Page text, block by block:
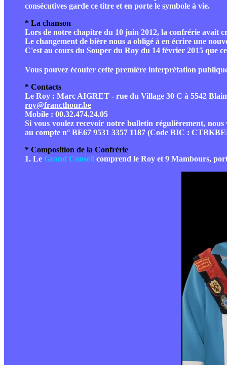
consécutives garde ce titre et en porte le symbole à vie.
* La chanson
Lors de notre chapitre du 10 juin 2012, la confrérie avait
Le changement de bière nous a obligé à en écrire une
C'est au cours du Souper du Roy du 14 février 2015 que
Vous pouvez écouter cette première interprétation
* Contacts
Le Roy : Marc AIGRET - rue du Village 30 C à 5542
roy@francthour.be
Mobile : 00.32.474.24.05
Si vous voulez recevoir notre bulletin régulièrement,
au compte n° BE67 9531 3357 1187 (Code BIC :
* Composition de la Confrérie
1. Le Grand Conseil comprend le Roy et 9 Mambours,